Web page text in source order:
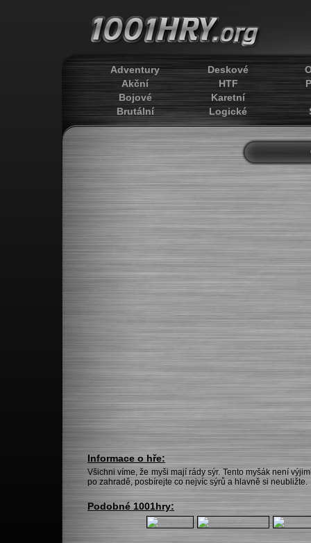
Adventury
Akční
Bojové
Brutální
Deskové
HTF
Karetní
Logické
Informace o hře:
Všichni víme, že myši mají rády sýr. Tento myšák není
po zahradě, posbírejte co nejvíc sýrů a hlavně si neubližte.
Podobné 1001hry: